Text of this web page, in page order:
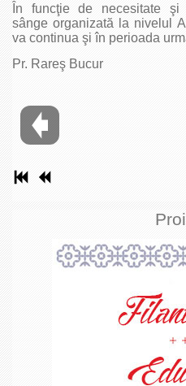
În funcţie de necesitate şi
sânge organizată la nivelul
va continua şi în perioada
Pr. Rareş Bucur